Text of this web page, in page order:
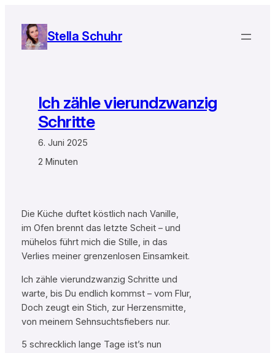
Inhalt
springen
Stella Schuhr
Ich zähle vierundzwanzig
Schritte
6. Juni 2025
2 Minuten
Die Küche duftet köstlich nach Vanille,
im Ofen brennt das letzte Scheit – und
mühelos führt mich die Stille, in das
Verlies meiner grenzenlosen Einsamkeit.
Ich zähle vierundzwanzig Schritte und
warte, bis Du endlich kommst – vom Flur,
Doch zeugt ein Stich, zur Herzensmitte,
von meinem Sehnsuchtsfiebers nur.
5 schrecklich lange Tage ist’s nun